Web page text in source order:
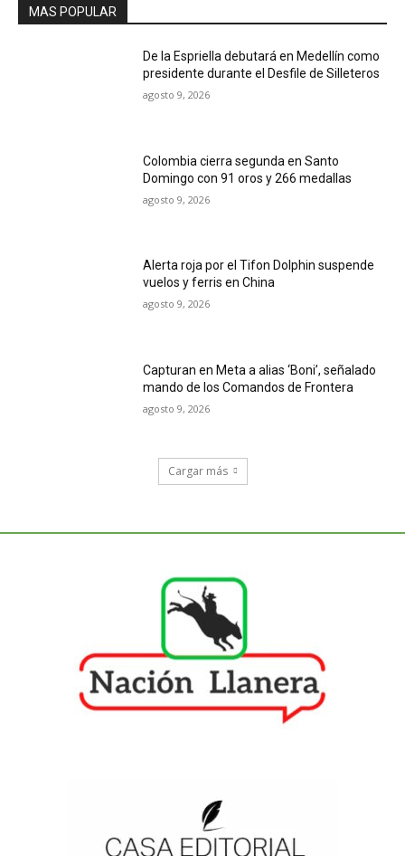
MAS POPULAR
De la Espriella debutará en Medellín como
presidente durante el Desfile de Silleteros
agosto 9, 2026
Colombia cierra segunda en Santo
Domingo con 91 oros y 266 medallas
agosto 9, 2026
Alerta roja por el Tifon Dolphin suspende
vuelos y ferris en China
agosto 9, 2026
Capturan en Meta a alias ‘Boni’, señalado
mando de los Comandos de Frontera
agosto 9, 2026
Cargar más